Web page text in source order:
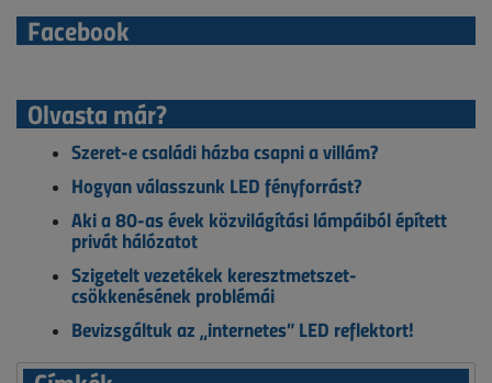
Facebook
Olvasta már?
Szeret-e családi házba csapni a villám?
Hogyan válasszunk LED fényforrást?
Aki a 80-as évek közvilágítási lámpáiból épített
privát hálózatot
Szigetelt vezetékek keresztmetszet-
csökkenésének problémái
Bevizsgáltuk az „internetes” LED reflektort!